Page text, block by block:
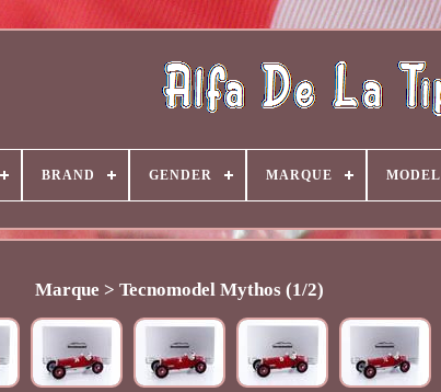
BRAND GENDER MARQUE MODEL
Marque > Tecnomodel Mythos (1/2)